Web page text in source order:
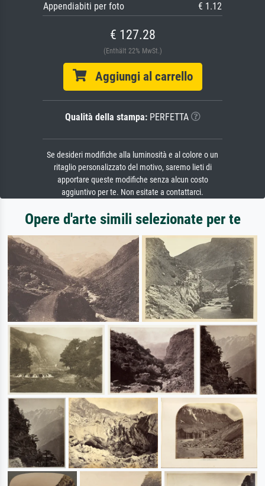
Appendiabiti per foto € 1.12
€ 127.28
(Enthält 22% MwSt.)
Aggiungi al carrello
Qualità della stampa:PERFETTA
Se desideri modifiche alla luminosità e al colore o un
ritaglio personalizzato del motivo, saremo lieti di
apportare queste modifiche senza alcun costo
aggiuntivo per te. Non esitate a contattarci.
Opere d'arte simili selezionate per te